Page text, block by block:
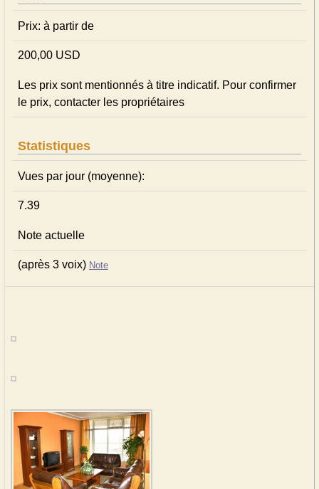
Prix: à partir de
200,00 USD
Les prix sont mentionnés à titre indicatif. Pour confirmer
le prix, contacter les propriétaires
Statistiques
Vues par jour (moyenne):
7.39
Note actuelle
(après 3 voix) Note